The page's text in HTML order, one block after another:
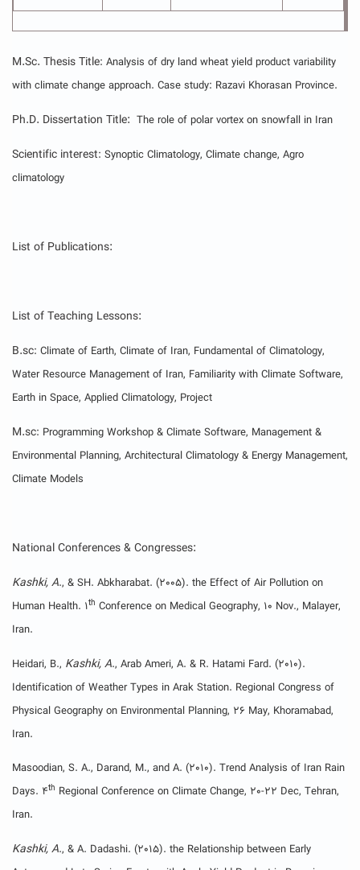
M.Sc. Thesis Title: Analysis of dry land wheat yield product variability
with climate change approach. Case study: Razavi Khorasan Province.
Ph.D. Dissertation Title: The role of polar vortex on snowfall in Iran
Scientific interest: Synoptic Climatology, Climate change, Agro
climatology
List of Publications:
List of Teaching Lessons:
B.sc: Climate of Earth, Climate of Iran, Fundamental of Climatology,
Water Resource Management of Iran, Familiarity with Climate Software,
Earth in Space, Applied Climatology, Project
M.sc: Programming Workshop & Climate Software, Management &
Environmental Planning, Architectural Climatology & Energy Management,
Climate Models
National Conferences & Congresses:
Kashki, A., & SH. Abkharabat. (2005). the Effect of Air Pollution on
Human Health. 1th Conference on Medical Geography, 10 Nov., Malayer,
Iran.
Heidari, B., Kashki, A., Arab Ameri, A. & R. Hatami Fard. (2010).
Identification of Weather Types in Arak Station. Regional Congress of
Physical Geography on Environmental Planning, 26 May, Khoramabad,
Iran.
Masoodian, S. A., Darand, M., and A. (2010). Trend Analysis of Iran Rain
Days. 4th Regional Conference on Climate Change, 20-22 Dec, Tehran,
Iran.
Kashki, A., & A. Dadashi. (2015). the Relationship between Early